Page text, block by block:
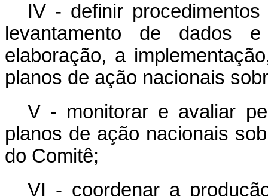
IV - definir
levantamento de dados
elaboração, a
planos de ação nacionais
V - monitorar e avaliar
planos de ação nacionais
do Comitê;
VI - coordenar a